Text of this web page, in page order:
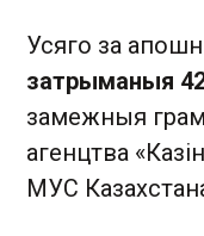
Усяго за
затрыманыя
замежныя
агенцтва
МУС